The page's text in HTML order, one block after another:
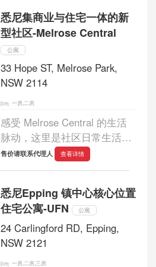
或纽约中央公园旁的经典公
寓，这里为住户...
悉尼集商业与住宅一体的新
型社区-Melrose Central
公寓
33 Hope ST, Melrose Park,
NSW 2114
一房,二房
感受 Melrose Central 的生活
脉动，这里是社区日常生活的
核心所在。作为一个集住宅与
商业于一体的全新综合社区，
个充满活力与凝聚力的生活中
心，让不断壮大...
售价请联系代理人 查看详情
悉尼Epping 镇中心核心位置
住宅公寓-UFN
公寓
24 Carlingford RD, Epping,
NSW 2121
一房,二房,三房